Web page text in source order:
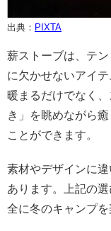
出典： PIXTA
薪ストーブは、テ
に欠かせないアイテ
暖まるだけでなく
き」を眺めながら
ことができます。
素材やデザインに
あります。上記の
全に冬のキャンプを